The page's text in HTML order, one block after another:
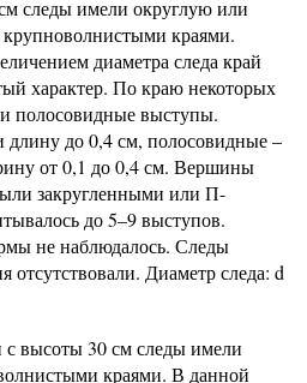
следы имели округлую или
краями.
диаметра следа край
характер. По краю некоторых
полосовидные выступы.
до 0,4 см, полосовидные –
от 0,1 до 0,4 см. Вершины
закругленными или П-
до 5–9 выступов.
не наблюдалось. Следы
отсутствовали. Диаметр следа: d
высоты 30 см следы имели
краями. В данной